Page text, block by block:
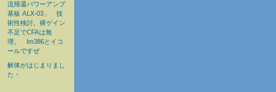
流帰還パワーアンプ
基板 ALX-03」 技
術性検討。裸ゲイン
不足でCFAは無
理。 lm386とイコ
ールですぜ
解体がはじまりまし
た・